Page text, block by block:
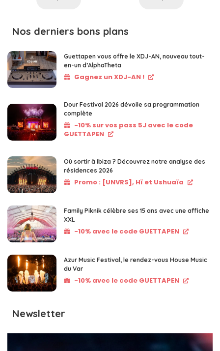
Nos derniers bons plans
Guettapen vous offre le XDJ-AN, nouveau tout-
en-un d’AlphaTheta
Gagnez un XDJ-AN !
Dour Festival 2026 dévoile sa programmation
complète
-10% sur vos pass 5J avec le code
GUETTAPEN
Où sortir à Ibiza ? Découvrez notre analyse des
résidences 2026
Promo : [UNVRS], Hï et Ushuaïa
Family Piknik célèbre ses 15 ans avec une affiche
XXL
-10% avec le code GUETTAPEN
Azur Music Festival, le rendez-vous House Music
du Var
-10% avec le code GUETTAPEN
Newsletter